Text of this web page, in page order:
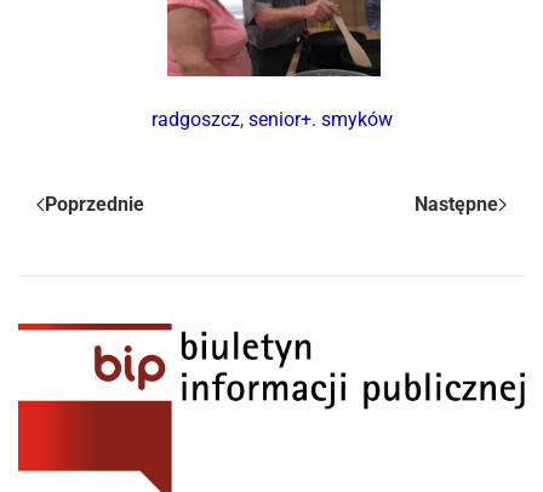
radgoszcz, senior+. smyków
Poprzednie Następne